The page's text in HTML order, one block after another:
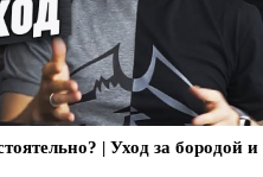
| Уход за бородой и